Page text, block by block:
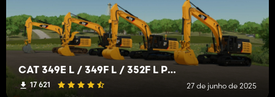
CAT 349E L / 349F L / 352F L Pack
17 621 27 de junho de 2025